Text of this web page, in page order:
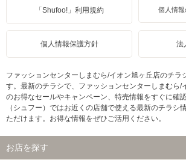
「Shufoo!」利用規約 個人情
個人情報保護方針 法
ファッションセンターしまむら/イオン旭ヶ丘店のチラ
す。最新のチラシで、ファッションセンターしまむら/
のお得なセールやキャンペーン、特売情報をすぐに確
（シュフー）ではお近くの店舗で使える最新のチラシ
ただけます。お得な情報をぜひご活用ください。
お店を探す